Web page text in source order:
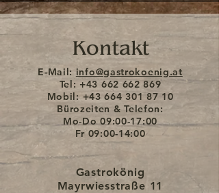
Kontakt
E-Mail: info@gastrokoenig.at
Tel: +43 662 662 869
Mobil: +43 664 301 87 10
Bürozeiten & Telefon:
Mo-Do09:00-17:00
Fr 09:00-14:00
Gastrokönig
Mayrwiesstraße 11